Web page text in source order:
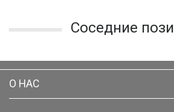
Соседние
О НАС